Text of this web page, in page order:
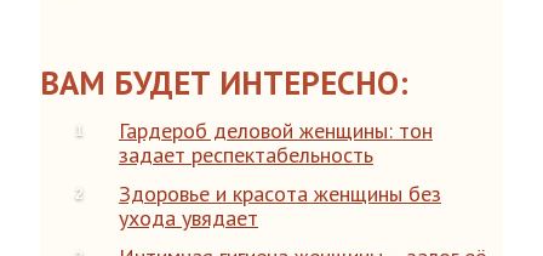
ВАМ БУДЕТ ИНТЕРЕСНО:
Гардероб деловой женщины: тон
задает респектабельность
Здоровье и красота женщины без
ухода увядает